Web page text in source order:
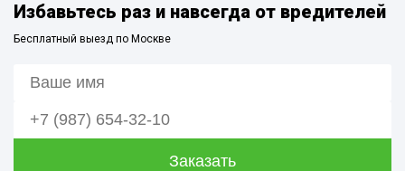
Избавьтесь раз и навсегда от вредителей
Бесплатный выезд по Москве